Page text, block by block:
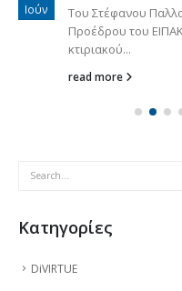
Ιούν
Του Στέφανου
Προέδρου του
κτιριακού...
read more
Kατηγορίες
DiVIRTUE